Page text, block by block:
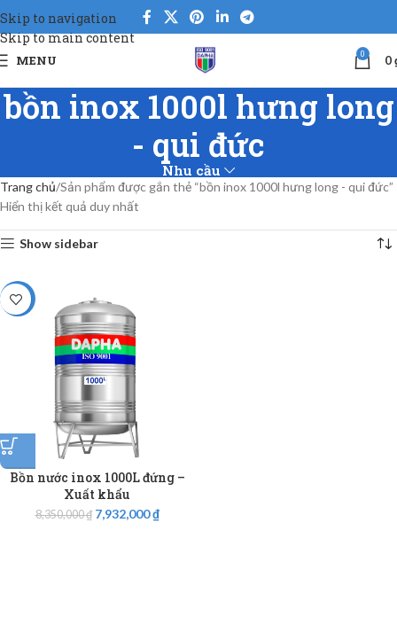
Skip to navigation
Skip to main content
MENU 0 0
bồn inox 1000l hưng long
- qui đức
Nhu cầu
Trang chủ Sản phẩm được gắn thẻ “bồn inox 1000l hưng long - qui đức”
Hiển thị kết quả duy nhất
Show sidebar
-5%
Bồn nước inox 1000L đứng –
Xuất khẩu
8,350,000₫ 7,932,000₫